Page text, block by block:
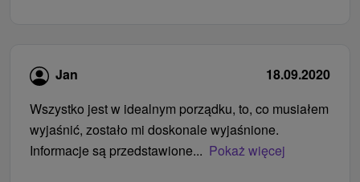
Jan
18.09.2020
Wszystko jest w idealnym porządku, to, co musiałem
wyjaśnić, zostało mi doskonale wyjaśnione.
Informacje są przedstawione... Pokaż więcej